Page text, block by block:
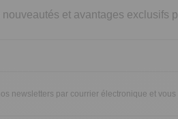
et avantages exclusifs
newsletters par courrier électronique et